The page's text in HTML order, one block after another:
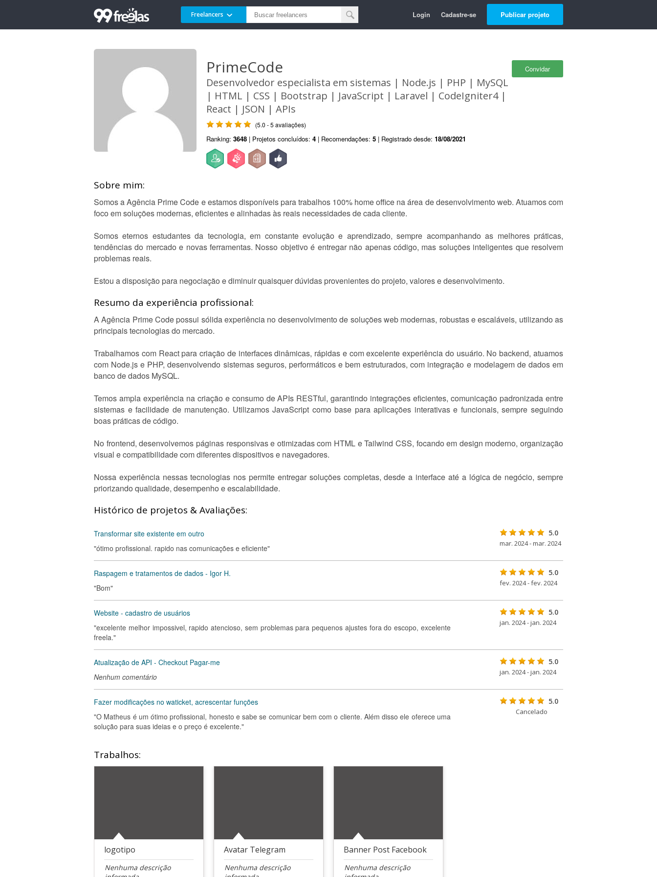
Freelancers Login Cadastre-se Publicar projeto
Convidar
PrimeCode
Desenvolvedor especialista em sistemas | Node.js | PHP | MySQL
| HTML | CSS | Bootstrap | JavaScript | Laravel | CodeIgniter4 |
React | JSON | APIs
(5.0 - 5 avaliações)
Ranking: 3648 | Projetos concluídos: 4 | Recomendações: 5 | Registrado desde: 18/08/2021
Sobre mim:
Somos a Agência Prime Code e estamos disponíveis para trabalhos 100% home office na área de desenvolvimento web. Atuamos com
foco em soluções modernas, eficientes e alinhadas às reais necessidades de cada cliente.
Somos eternos estudantes da tecnologia, em constante evolução e aprendizado, sempre acompanhando as melhores práticas,
tendências do mercado e novas ferramentas. Nosso objetivo é entregar não apenas código, mas soluções inteligentes que resolvem
problemas reais.
Estou a disposição para negociação e diminuir quaisquer dúvidas provenientes do projeto, valores e desenvolvimento.
Resumo da experiência profissional:
A Agência Prime Code possui sólida experiência no desenvolvimento de soluções web modernas, robustas e escaláveis, utilizando as
principais tecnologias do mercado.
Trabalhamos com React para criação de interfaces dinâmicas, rápidas e com excelente experiência do usuário. No backend, atuamos
com Node.js e PHP, desenvolvendo sistemas seguros, performáticos e bem estruturados, com integração e modelagem de dados em
banco de dados MySQL.
Temos ampla experiência na criação e consumo de APIs RESTful, garantindo integrações eficientes, comunicação padronizada entre
sistemas e facilidade de manutenção. Utilizamos JavaScript como base para aplicações interativas e funcionais, sempre seguindo
boas práticas de código.
No frontend, desenvolvemos páginas responsivas e otimizadas com HTML e Tailwind CSS, focando em design moderno, organização
visual e compatibilidade com diferentes dispositivos e navegadores.
Nossa experiência nessas tecnologias nos permite entregar soluções completas, desde a interface até a lógica de negócio, sempre
priorizando qualidade, desempenho e escalabilidade.
Histórico de projetos & Avaliações:
Transformar site existente em outro
"ótimo profissional. rapido nas comunicações e eficiente"
5.0
mar. 2024 - mar. 2024
Raspagem e tratamentos de dados - Igor H.
"Bom"
5.0
fev. 2024 - fev. 2024
Website - cadastro de usuários
"excelente melhor impossivel, rapido atencioso, sem problemas para pequenos ajustes fora do escopo, excelente
freela."
5.0
jan. 2024 - jan. 2024
Atualização de API - Checkout Pagar-me
Nenhum comentário
5.0
jan. 2024 - jan. 2024
Fazer modificações no waticket, acrescentar funções
"O Matheus é um ótimo profissional, honesto e sabe se comunicar bem com o cliente. Além disso ele oferece uma
solução para suas ideias e o preço é excelente."
5.0
Cancelado
Trabalhos:
logotipo
Nenhuma descrição
Avatar Telegram
Nenhuma descrição
Banner Post Facebook
Nenhuma descrição